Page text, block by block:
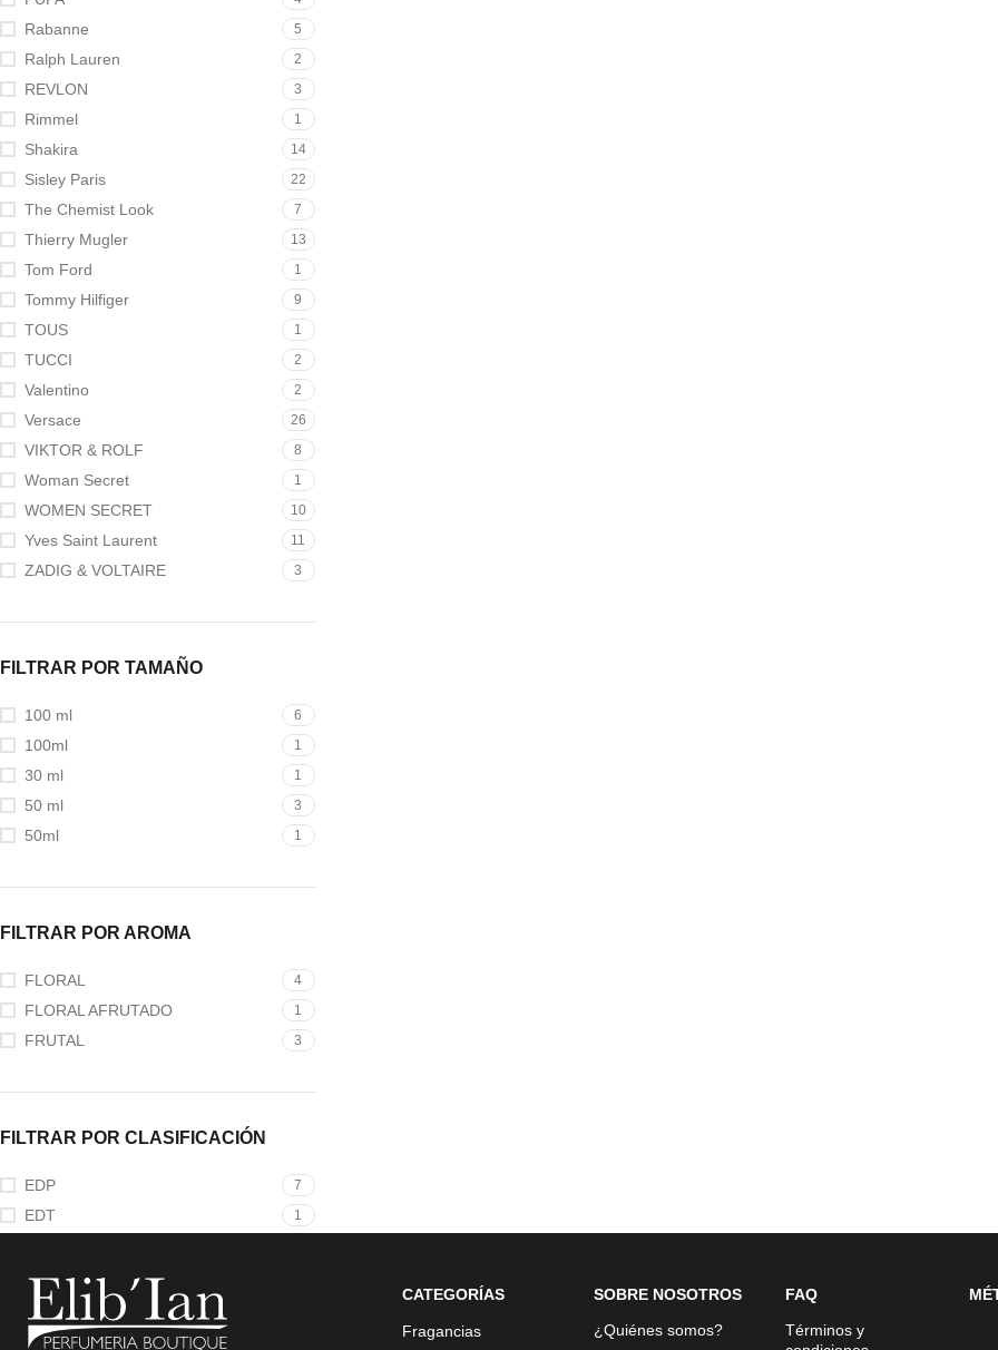
Rabanne 5
Ralph Lauren 2
REVLON 3
Rimmel 1
Shakira 14
Sisley Paris 22
The Chemist Look 7
Thierry Mugler 13
Tom Ford 1
Tommy Hilfiger 9
TOUS 1
TUCCI 2
Valentino 2
Versace 26
VIKTOR & ROLF 8
Woman Secret 1
WOMEN SECRET 10
Yves Saint Laurent 11
ZADIG & VOLTAIRE 3
FILTRAR POR TAMAÑO
100 ml 6
100ml 1
30 ml 1
50 ml 3
50ml 1
FILTRAR POR AROMA
FLORAL 4
FLORAL AFRUTADO 1
FRUTAL 3
FILTRAR POR CLASIFICACIÓN
EDP 7
EDT 1
CATEGORÍAS
Fragancias
SOBRE NOSOTROS
¿Quiénes somos?
FAQ
Términos y